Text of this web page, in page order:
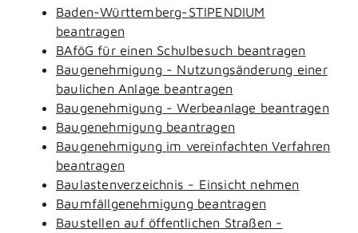
Baden-Württemberg-STIPENDIUM
beantragen
BAföG für einen Schulbesuch beantragen
Baugenehmigung - Nutzungsänderung einer
baulichen Anlage beantragen
Baugenehmigung - Werbeanlage beantragen
Baugenehmigung beantragen
Baugenehmigung im vereinfachten Verfahren
beantragen
Baulastenverzeichnis - Einsicht nehmen
Baumfällgenehmigung beantragen
Baustellen auf öffentlichen Straßen -